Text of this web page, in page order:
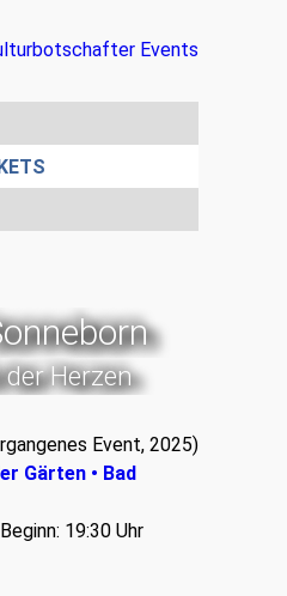
Herzen
Event, 2025)
Gärten • Bad
19:30 Uhr